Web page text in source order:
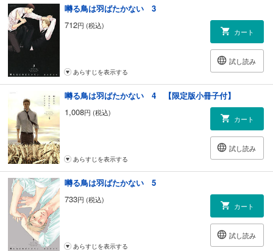
囀る鳥は羽ばたかない 3
712円 (税込)
カート
試し読み
あらすじを表示する
囀る鳥は羽ばたかない 4 【限定版小冊子付】
1,008円 (税込)
カート
試し読み
あらすじを表示する
囀る鳥は羽ばたかない 5
733円 (税込)
カート
試し読み
あらすじを表示する